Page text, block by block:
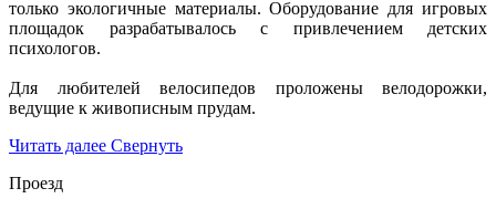
только экологичные материалы. Оборудование для игровых
площадок разрабатывалось с привлечением детских
психологов.
Для любителей велосипедов проложены велодорожки,
ведущие к живописным прудам.
Читать далее Свернуть
Проезд